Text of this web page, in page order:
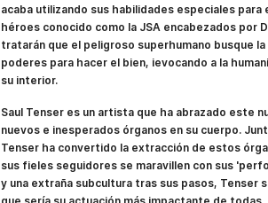
acaba utilizando sus habilidades especiales para
héroes conocido como la JSA encabezados por
tratarán que el peligroso superhumano busque
poderes para hacer el bien, ievocando a la
su interior.
Saul Tenser es un artista que ha abrazado este
nuevos e inesperados órganos en su cuerpo.
Tenser ha convertido la extracción de estos
sus fieles seguidores se maravillen con sus
y una extraña subcultura tras sus pasos, Tenser